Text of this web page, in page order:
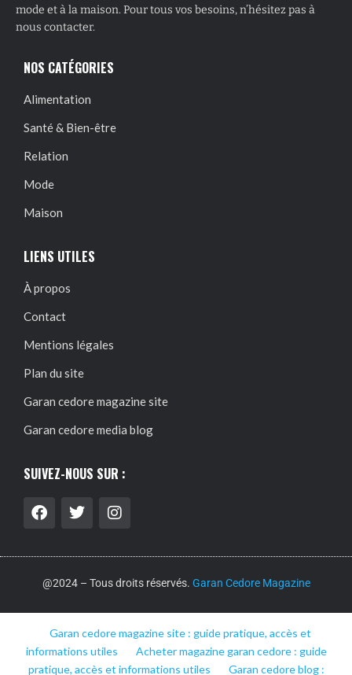
mode et à la maison. Pour tous vos besoins, n’hésitez pas à
nous contacter.
NOS CATÉGORIES
Alimentation
Santé & Bien-être
Relation
Mode
Maison
LIENS UTILES
À propos
Contact
Mentions légales
Plan du site
Garan cedore magazine site
Garan cedore media blog
SUIVEZ-NOUS SUR :
@2024 – Tous droits réservés. Garan Cedore Magazine
Garan cedore magazine site : guide pratique, accès et
informations utiles
Acheter magazine garan cedore : guide
pratique, accès et informations utiles
Garan cedore blog :